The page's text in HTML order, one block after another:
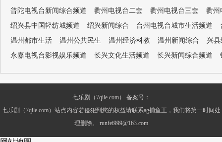
普陀电视台新闻综合频道
衢州电视台二套 衢州电视台三套
衢州
绍兴县中国轻纺城频道
绍兴新闻综合 台州电视台城市生活频道
温州都市生活
温州公共民生 温州经济科教 温州新闻综合
兴
永嘉电视台影视娱乐频道
长兴文化生活频道 长兴新闻综合频道
七乐剧（7qile.com） 备案号：
七乐剧（7qile.com）站点内容若侵犯到您的权益请联系ag捕鱼王，我们将第一时间处
理删除。 runfei999@163.com